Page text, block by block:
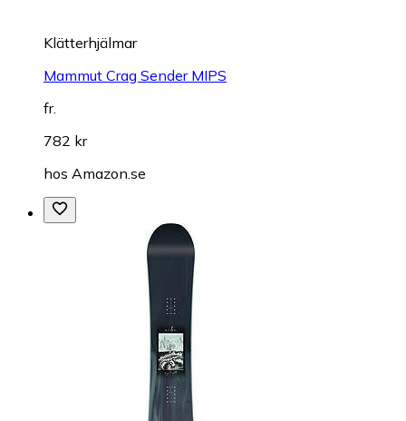
Klätterhjälmar
Mammut Crag Sender MIPS
fr.
782 kr
hos Amazon.se